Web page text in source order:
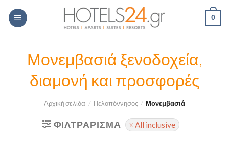
Skip
0
Μονεμβασιά ξενοδοχεία,
διαμονή και προσφορές
Αρχική σελίδα / Πελοπόννησος / Μονεμβασιά
ΦΙΛΤΡΆΡΙΣΜΑ All inclusive